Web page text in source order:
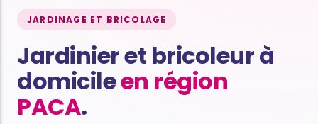
Jardinage & Bricolage
Aide aux personnes âgées
Accompagnement du handicap
Téléassistance
JARDINAGE ET BRICOLAGE
Jardinier et bricoleur à
domicileen région
PACA.